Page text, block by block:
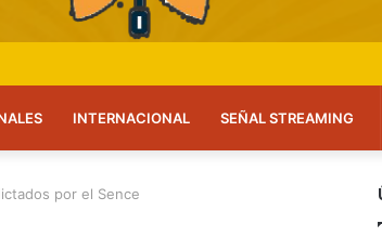
INTERNACIONAL SEÑAL STREAMING
por el Sence